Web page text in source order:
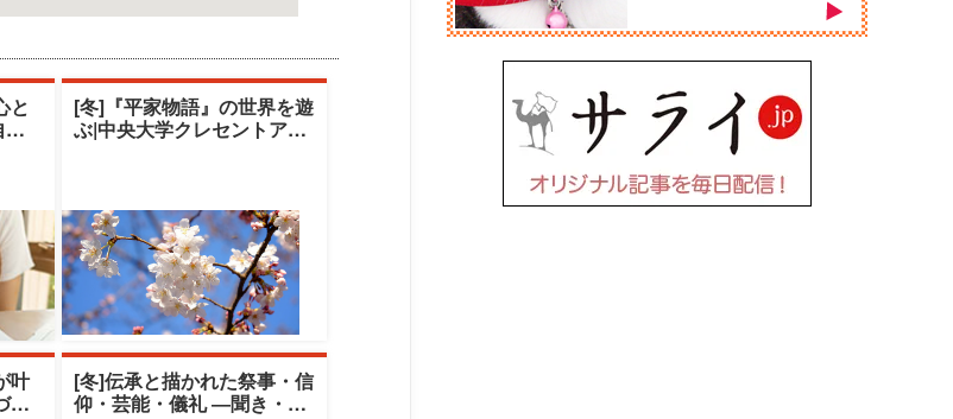
と
[冬]『平家物語』の世界を遊
ぶ|中央大学クレセントアカ
叶
く
[冬]伝承と描かれた祭事・信
仰・芸能・儀礼 ―聞き・伝